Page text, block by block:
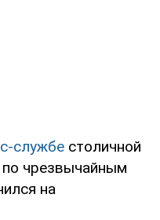
службе столичной
чрезвычайным
на